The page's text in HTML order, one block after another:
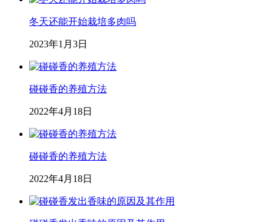
冬天还能开始栽培多肉吗
2023年1月3日
碰碰香的养殖方法
2022年4月18日
碰碰香的养殖方法
2022年4月18日